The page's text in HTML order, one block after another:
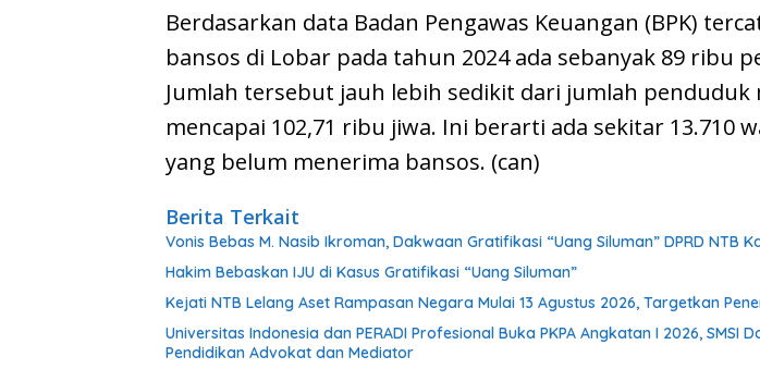
Berdasarkan data Badan Pengawas Keuangan (BPK)
bansos di Lobar pada tahun 2024 ada sebanyak 89 ribu
Jumlah tersebut jauh lebih sedikit dari jumlah penduduk
mencapai 102,71 ribu jiwa. Ini berarti ada sekitar 13.710
yang belum menerima bansos. (can)
Berita Terkait
Vonis Bebas M. Nasib Ikroman, Dakwaan Gratifikasi “Uang Siluman” DPRD NTB
Hakim Bebaskan IJU di Kasus Gratifikasi “Uang Siluman”
Kejati NTB Lelang Aset Rampasan Negara Mulai 13 Agustus 2026, Targetkan
Universitas Indonesia dan PERADI Profesional Buka PKPA Angkatan I 2026, SMSI
Pendidikan Advokat dan Mediator